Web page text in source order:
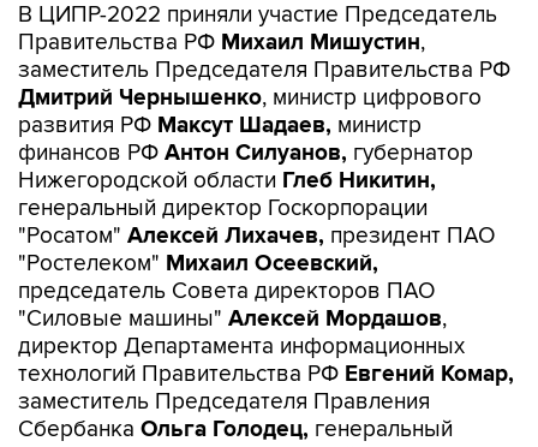
В ЦИПР-2022 приняли участие Председатель
Правительства РФ Михаил Мишустин,
заместитель Председателя Правительства РФ
Дмитрий Чернышенко, министр цифрового
развития РФ Максут Шадаев, министр
финансов РФ Антон Силуанов, губернатор
Нижегородской области Глеб Никитин,
генеральный директор Госкорпорации
"Росатом" Алексей Лихачев, президент ПАО
"Ростелеком" Михаил Осеевский,
председатель Совета директоров ПАО
"Силовые машины" Алексей Мордашов,
директор Департамента информационных
технологий Правительства РФ Евгений Комар,
заместитель Председателя Правления
Сбербанка Ольга Голодец, генеральный